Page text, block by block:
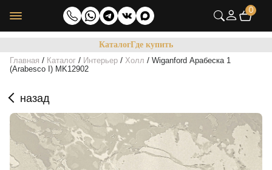
0
КаталогГде купить
Главная / Каталог / Интерьер / Холл / Wiganford Арабеска 1
(Arabesco I) MK12902
назад